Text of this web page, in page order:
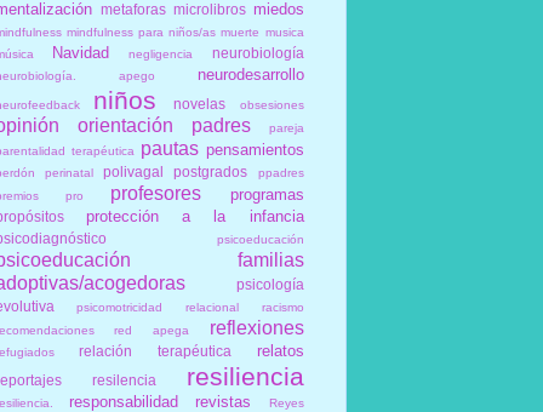
metaforas microlibros miedos
mindfulness para niños/as muerte musica
Navidad negligencia neurobiología
apego neurodesarrollo
niños novelas obsesiones
orientación padres
pareja
terapéutica
pautas pensamientos
perinatal polivagal postgrados
ppadres
pro profesores programas
protección a la infancia
psicoeducación
familias
acogedoras
psicología
psicomotricidad relacional
racismo
red apega reflexiones
relación terapéutica relatos
resilencia resiliencia
responsabilidad revistas
Reyes